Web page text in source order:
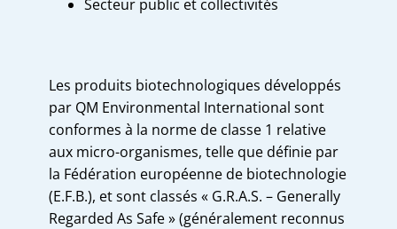
Secteur public et collectivités
Les produits biotechnologiques développés
par QM Environmental International sont
conformes à la norme de classe 1 relative
aux micro-organismes, telle que définie par
la Fédération européenne de biotechnologie
(E.F.B.), et sont classés « G.R.A.S. – Generally
Regarded As Safe » (généralement reconnus